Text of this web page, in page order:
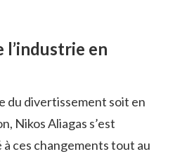
l’industrie en
du divertissement soit en
Nikos Aliagas s’est
ces changements tout au